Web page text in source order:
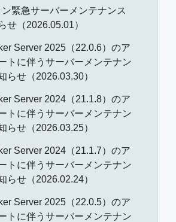
ン緊急サーバーメンテナンス
せ（2026.05.01）
Server 2025（22.0.6）のア
トに伴うサーバーメンテナン
らせ（2026.03.30）
Server 2024（21.1.8）のア
トに伴うサーバーメンテナン
らせ（2026.03.25）
Server 2024（21.1.7）のア
トに伴うサーバーメンテナン
らせ（2026.02.24）
Server 2025（22.0.5）のア
トに伴うサーバーメンテナン